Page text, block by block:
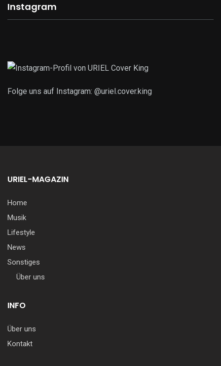
Instagram
Folge uns auf Instagram: @uriel.cover.king
URIEL-MAGAZIN
Home
Musik
Lifestyle
News
Sonstiges
Über uns
INFO
Über uns
Kontakt